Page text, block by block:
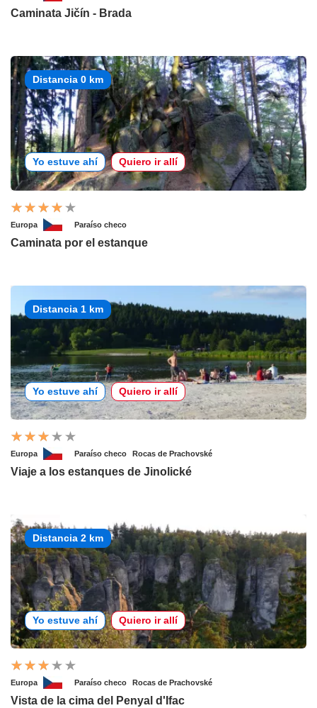
Caminata Jičín - Brada
Distancia 0 km
Yo estuve ahí Quiero ir allí
Europa Paraíso checo
Caminata por el estanque
Distancia 1 km
Yo estuve ahí Quiero ir allí
Europa Paraíso checo Rocas de Prachovské
Viaje a los estanques de Jinolické
Distancia 2 km
Yo estuve ahí Quiero ir allí
Europa Paraíso checo Rocas de Prachovské
Vista de la cima del Penyal d'Ifac